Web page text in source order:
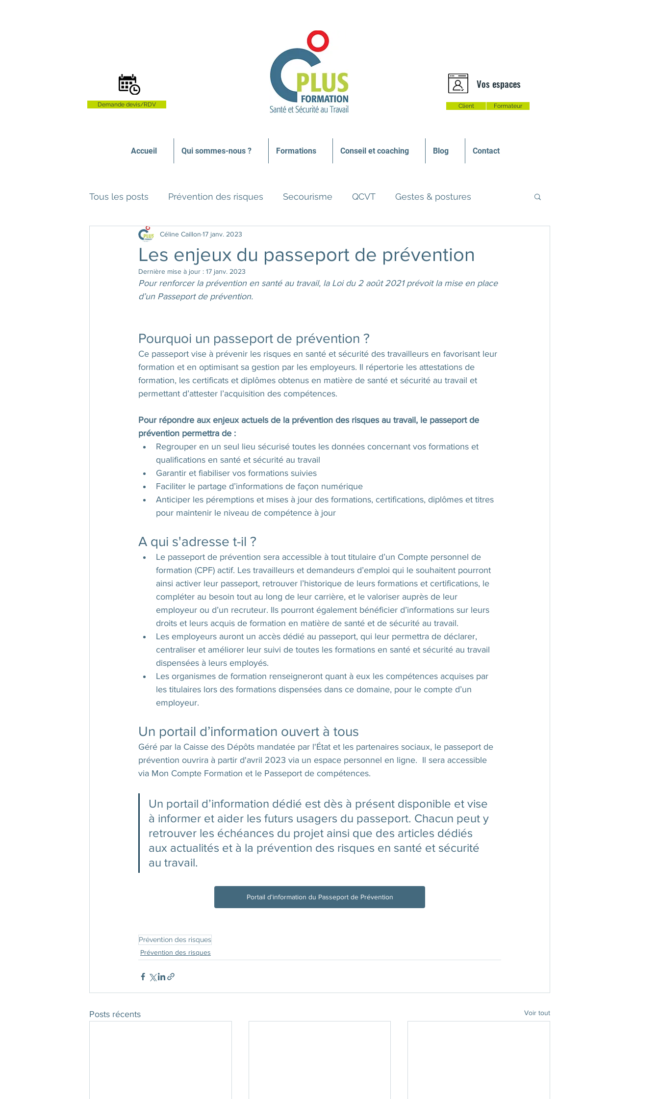
Demande devis/RDV
Vos espaces
Client Formateur
Accueil Qui sommes-nous ? Formations Conseil et coaching Blog Contact
Tous les posts Prévention des risques Secourisme QCVT Gestes & postures
Formation INTER
Les enjeux du passeport de prévention
Céline Caillon 17 janv. 2023
Dernière mise à jour : 17 janv. 2023
Pour renforcer la prévention en santé au travail, la Loi du 2 août 2021 prévoit la mise en place
d’un Passeport de prévention.
Pourquoi un passeport de prévention ?
Ce passeport vise à prévenir les risques en santé et sécurité des travailleurs en favorisant leur
formation et en optimisant sa gestion par les employeurs. Il répertorie les attestations de
formation, les certificats et diplômes obtenus en matière de santé et sécurité au travail et
permettant d’attester l’acquisition des compétences.
Pour répondre aux enjeux actuels de la prévention des risques au travail, le passeport de
prévention permettra de :
Regrouper en un seul lieu sécurisé toutes les données concernant vos formations et
qualifications en santé et sécurité au travail
Garantir et fiabiliser vos formations suivies
Faciliter le partage d’informations de façon numérique
Anticiper les péremptions et mises à jour des formations, certifications, diplômes et titres
pour maintenir le niveau de compétence à jour
A qui s'adresse t-il ?
Le passeport de prévention sera accessible à tout titulaire d’un Compte personnel de
formation (CPF) actif. Les travailleurs et demandeurs d’emploi qui le souhaitent pourront
ainsi activer leur passeport, retrouver l’historique de leurs formations et certifications, le
compléter au besoin tout au long de leur carrière, et le valoriser auprès de leur
employeur ou d’un recruteur. Ils pourront également bénéficier d’informations sur leurs
droits et leurs acquis de formation en matière de santé et de sécurité au travail.
Les employeurs auront un accès dédié au passeport, qui leur permettra de déclarer,
centraliser et améliorer leur suivi de toutes les formations en santé et sécurité au travail
dispensées à leurs employés.
Les organismes de formation renseigneront quant à eux les compétences acquises par
les titulaires lors des formations dispensées dans ce domaine, pour le compte d’un
employeur.
Un portail d’information ouvert à tous
Géré par la Caisse des Dépôts mandatée par l'État et les partenaires sociaux, le passeport de
prévention ouvrira à partir d'avril 2023 via un espace personnel en ligne.  Il sera accessible
via Mon Compte Formation et le Passeport de compétences.
Un portail d’information dédié est dès à présent disponible et vise
à informer et aider les futurs usagers du passeport. Chacun peut y
retrouver les échéances du projet ainsi que des articles dédiés
aux actualités et à la prévention des risques en santé et sécurité
au travail.
Portail d'information du Passeport de Prévention
Prévention des risques
Prévention des risques
Posts récents Voir tout